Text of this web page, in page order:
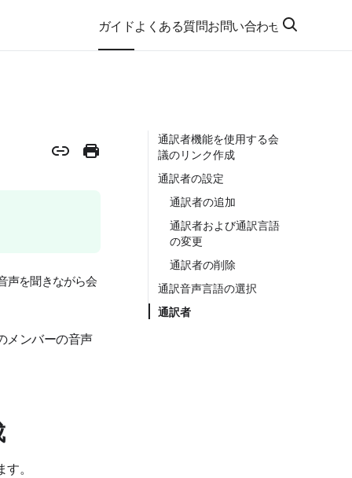
ガイドよくある質問お問い合わせ
声を聞きながら会
メンバーの音声
。
通訳者機能を使用する会
議のリンク作成
通訳者の設定
通訳者の追加
通訳者および通訳言語
の変更
通訳者の削除
通訳音声言語の選択
通訳者